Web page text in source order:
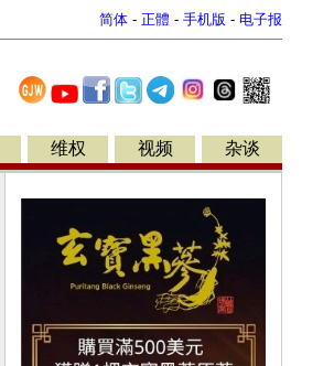
简体 - 正體 - 手机版 - 电子报
维权 视频 杂谈